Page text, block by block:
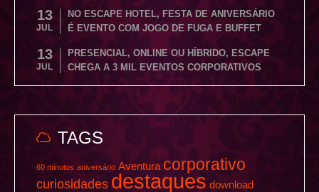
13
JUL
NO ESCAPE HOTEL, FESTA DE ANIVERSÁRIO
É EVENTO COM JOGO DE FUGA E BUFFET
13
JUL
PRESENCIAL, ONLINE OU HÍBRIDO, ESCAPE
CHEGA A 3 MIL EVENTOS CORPORATIVOS
TAGS
60 minutos aniversário Aventura corporativo
curiosidades destaques download